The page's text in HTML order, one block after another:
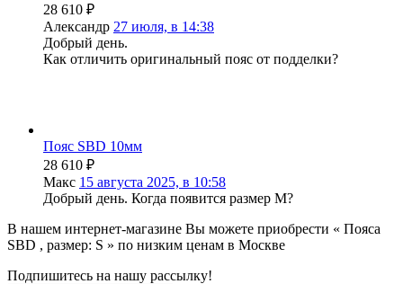
28 610 ₽
Александр 27 июля, в 14:38
Добрый день.
Как отличить оригинальный пояс от подделки?
Пояс SBD 10мм
28 610 ₽
Макс 15 августа 2025, в 10:58
Добрый день. Когда появится размер М?
В нашем интернет-магазине Вы можете приобрести « Пояса
SBD , размер: S » по низким ценам в Москве
Подпишитесь на нашу рассылку!